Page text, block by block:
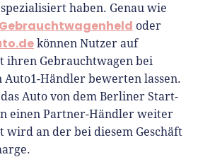
haben. Genau wie
Gebrauchtwagenheld oder
können Nutzer auf
ihren Gebrauchtwagen bei
Händler bewerten lassen.
Auto von dem Berliner Start-
einen Partner-Händler weiter
an der bei diesem Geschäft